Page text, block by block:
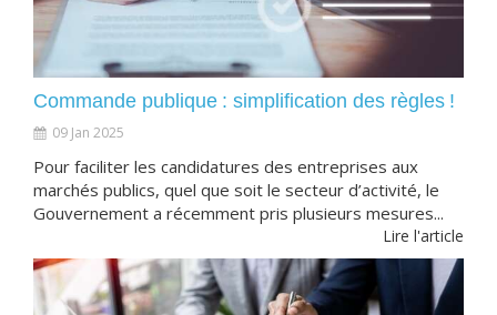
Commande publique : simplification des règles !
09 Jan 2025
Pour faciliter les candidatures des entreprises aux
marchés publics, quel que soit le secteur d’activité, le
Gouvernement a récemment pris plusieurs mesures...
Lire l'article